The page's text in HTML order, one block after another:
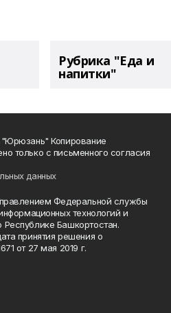
Рубрика "Еда и
напитки"
Копирование
только с письменного согласия
данных
Федеральной службы
технологий и
Башкортостан.
принятия решения о
от 27 мая 2019 г.